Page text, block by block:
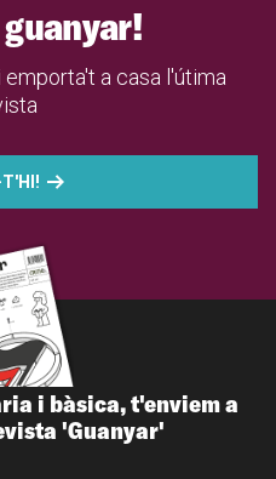
a casa l'útima
i bàsica, t'enviem a
'Guanyar'